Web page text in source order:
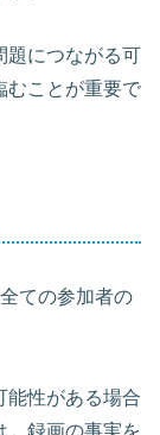
につながる可
むことが重要で
ての参加者の
能性がある場合
、録画の事実を